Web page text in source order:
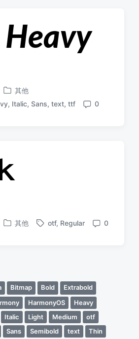
发
布
其他
, Italic, Sans, text, ttf
评
0
发
其他
标
otf, Regular
评
0
Bitmap Bold
Extrabold
HarmonyOS
Heavy
Italic Light Medium
otf
Sans Semibold text
Thin